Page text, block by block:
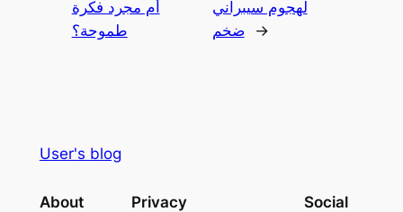
أم مجرد فكرة
طموحة؟
لهجوم سيبراني
ضخم
→
User's blog
About Privacy Social